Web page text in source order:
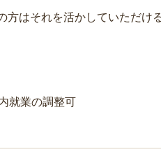
はそれを活かしていただけ
就業の調整可